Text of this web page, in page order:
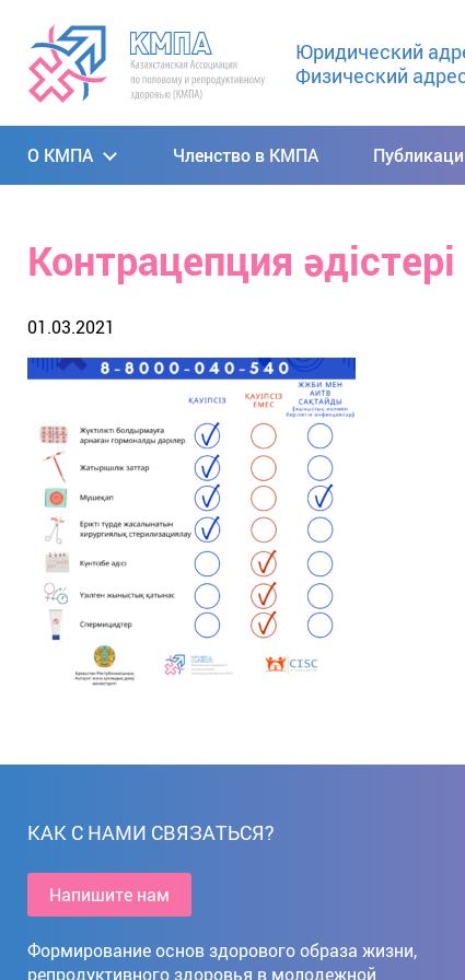
Юридический
Физический
О КМПА Членство в КМПА
Контрацепция әдістері
01.03.2021
КАК С НАМИ СВЯЗАТЬСЯ?
Напишите нам
Формирование основ здорового образа жизни,
репродуктивного здоровья в молодежной